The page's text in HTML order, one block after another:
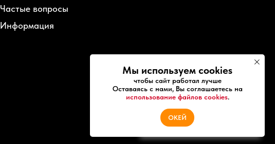
КАТАЛОГ
ПРОДУКЦИИ
Частые вопросы
Информация
Мы используем cookies
чтобы сайт работал лучше
Оставаясь с нами, Вы соглашаетесь на
использование файлов cookies.
ОКЕЙ